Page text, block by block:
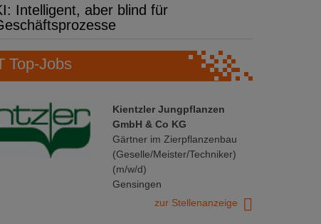
Intelligent, aber blind für
Top-Jobs
Kientzler Jungpflanzen
GmbH & Co KG
Gärtner im Zierpflanzenbau
(Geselle/Meister/Techniker)
(m/w/d)
Gensingen
zur Stellenanzeige